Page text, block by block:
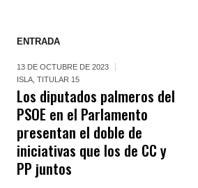
ENTRADA
13 DE OCTUBRE DE 2023
ISLA ,TITULAR 15
Los diputados palmeros del
PSOE en el Parlamento
presentan el doble de
iniciativas que los de CC y
PP juntos